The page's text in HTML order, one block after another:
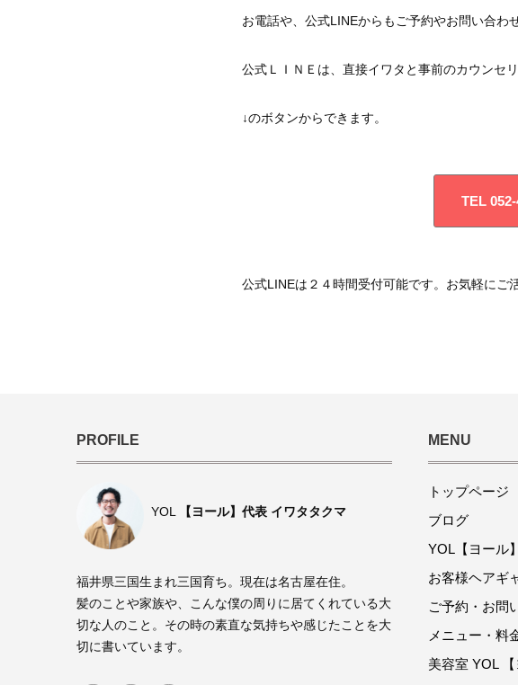
お電話や、公式LINEからもご予約やお問い合わ
公式ＬＩＮＥは、直接イワタと事前のカウンセ
↓のボタンからできます。
TEL
公式LINEは２４時間受付可能です。お気軽にご
PROFILE
YOL 【ヨール】代表 イワタタクマ
福井県三国生まれ三国育ち。現在は名古屋在住。
髪のことや家族や、こんな僕の周りに居てくれている大
切な人のこと。その時の素直な気持ちや感じたことを大
切に書いています。
MENU
トップページ
ブログ
YOL【ヨール
お客様ヘアギ
ご予約・お問
メニュー・料
美容室 YOL